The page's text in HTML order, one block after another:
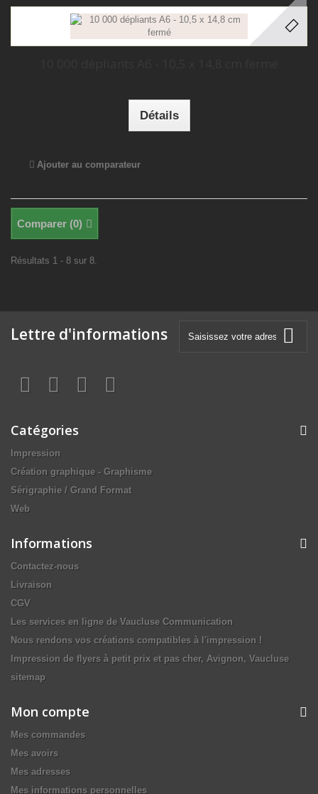
Détails
Ajouter au comparateur
Comparer (0)
Résultats 1 - 8 sur 8.
Lettre d'informations
Catégories
Impression
Création graphique - Graphisme
Sérigraphie / Grand Format
Web
Informations
Contactez-nous
Livraison
CGV
Les services en ligne de Vaucluse Communication
Nous rendons vos créations compatibles à l'impression !
Impression de flyers à petit prix et pas cher, Avignon, Vaucluse
sitemap
Mon compte
Mes commandes
Mes avoirs
Mes adresses
Mes informations personnelles